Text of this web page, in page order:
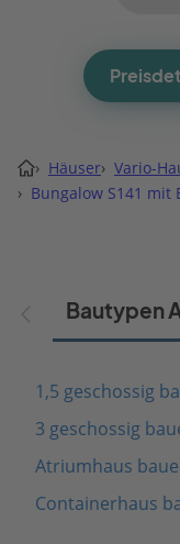
› Häuser› Vario-
› Bungalow S141 mit
Bautypen
1,5 geschossig
3 geschossig
Atriumhaus
Containerhaus